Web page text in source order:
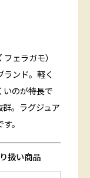
ェラガモ）
ンド。軽く
いのが特長で
。ラグジュア
。
扱い商品